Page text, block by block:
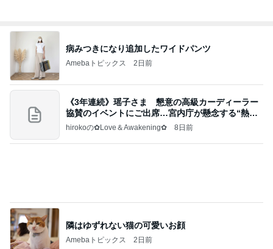
病みつきになり追加したワイドパンツ
Amebaトピックス 2日前
《3年連続》瑶子さま 懇意の高級カーディーラー
協賛のイベントにご出席…宮内庁が懸念する“熱心
すぎ
hirokoの✿Love＆Awakening✿ 8日前
隣はゆずれない猫の可愛いお顔
Amebaトピックス 2日前